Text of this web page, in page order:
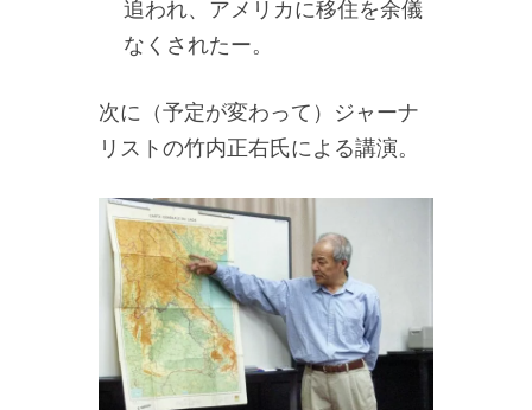
追われ、アメリカに移住を余儀
なくされたー。
次に（予定が変わって）ジャーナ
リストの竹内正右氏による講演。